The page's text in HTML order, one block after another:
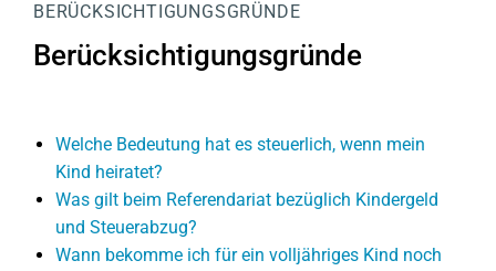
BERÜCKSICHTIGUNGSGRÜNDE
Berücksichtigungsgründe
Welche Bedeutung hat es steuerlich, wenn mein
Kind heiratet?
Was gilt beim Referendariat bezüglich Kindergeld
und Steuerabzug?
Wann bekomme ich für ein volljähriges Kind noch